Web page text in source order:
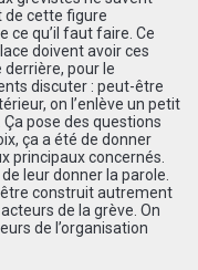
de cette figure
ce qu’il faut faire. Ce
doivent avoir ces
pour le
discuter : peut-être
on l’enlève un petit
pose des questions
ça a été de donner
principaux concernés.
leur donner la parole.
être construit autrement
de la grève. On
de l’organisation